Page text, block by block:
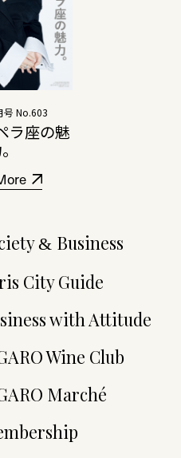
号 No.603
ラ座の魅
& Business
City Guide
with Attitude
Wine Club
Marché